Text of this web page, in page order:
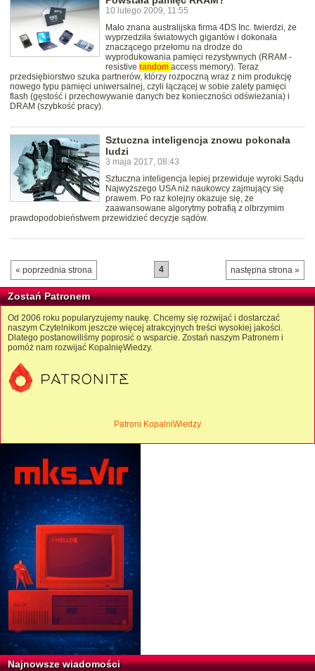
10 lutego 2009, 11:55
Mało znana australijska firma 4DS Inc. twierdzi, że
wyprzedziła światowych gigantów i dokonała
znaczącego przełomu na drodze do
wyprodukowania pamięci rezystywnych (RRAM -
resistive random access memory). Teraz
przedsiębiorstwo szuka partnerów, którzy rozpoczną wraz z nim produkcję
nowego typu pamięci uniwersalnej, czyli łączącej w sobie zalety pamięci
flash (gęstość i przechowywanie danych bez konieczności odświeżania) i
DRAM (szybkość pracy).
Sztuczna inteligencja znowu pokonała
ludzi
3 maja 2017, 08:43
Sztuczna inteligencja lepiej przewiduje wyroki Sądu
Najwyższego USA niż naukowcy zajmujący się
prawem. Po raz kolejny okazuje się, że
zaawansowane algorytmy potrafią z olbrzymim
prawdopodobieństwem przewidzieć decyzje sądów.
« poprzednia strona następna strona »
4
Zostań Patronem
Od 2006 roku popularyzujemy naukę. Chcemy się rozwijać i dostarczać
naszym Czytelnikom jeszcze więcej atrakcyjnych treści wysokiej jakości.
Dlatego postanowiliśmy poprosić o wsparcie. Zostań naszym Patronem i
pomóż nam rozwijać KopalnięWiedzy.
Patroni KopalniWiedzy
Najnowsze wiadomości